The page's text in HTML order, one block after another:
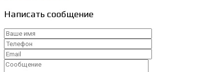
Написать сообщение